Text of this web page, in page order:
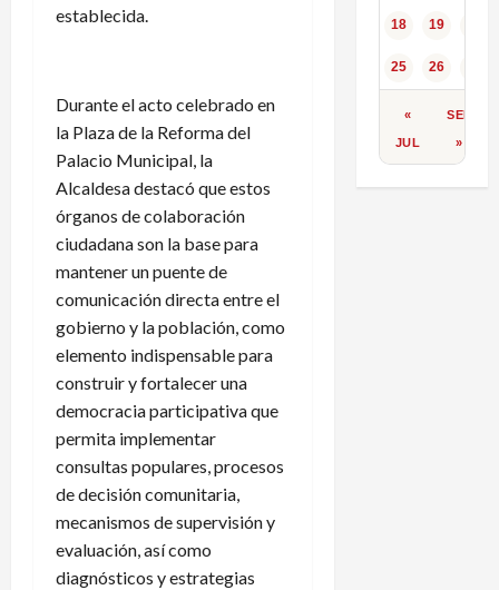
establecida.
Durante el acto celebrado en
la Plaza de la Reforma del
Palacio Municipal, la
Alcaldesa destacó que estos
órganos de colaboración
ciudadana son la base para
mantener un puente de
comunicación directa entre el
gobierno y la población, como
elemento indispensable para
construir y fortalecer una
democracia participativa que
permita implementar
consultas populares, procesos
de decisión comunitaria,
mecanismos de supervisión y
evaluación, así como
diagnósticos y estrategias
18 19
25 26
«
JUL
SEP
»